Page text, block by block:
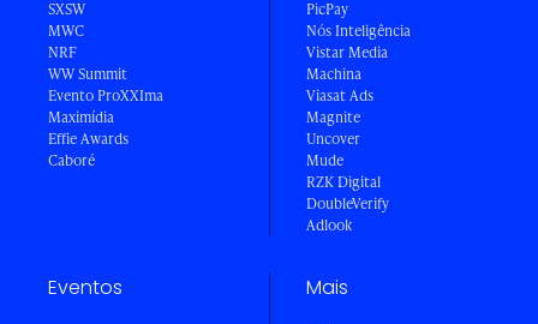
SXSW
MWC
NRF
WW Summit
Evento ProXXIma
Maximídia
Effie Awards
Caboré
PicPay
Nós Inteligência
Vistar Media
Machina
Viasat Ads
Magnite
Uncover
Mude
RZK Digital
DoubleVerify
Adlook
Eventos Mais